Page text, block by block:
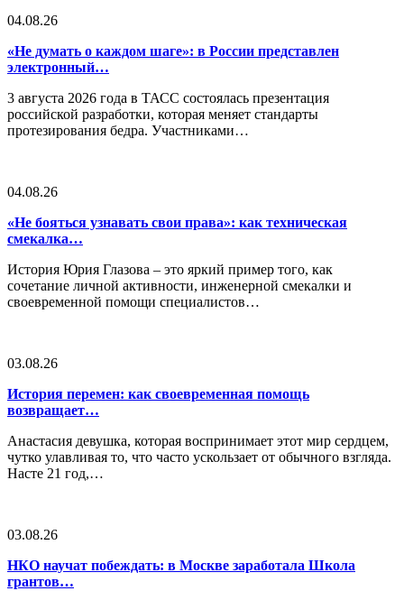
04.08.26
«Не думать о каждом шаге»: в России представлен
электронный…
3 августа 2026 года в ТАСС состоялась презентация
российской разработки, которая меняет стандарты
протезирования бедра. Участниками…
04.08.26
«Не бояться узнавать свои права»: как техническая
смекалка…
История Юрия Глазова – это яркий пример того, как
сочетание личной активности, инженерной смекалки и
своевременной помощи специалистов…
03.08.26
История перемен: как своевременная помощь
возвращает…
Анастасия девушка, которая воспринимает этот мир сердцем,
чутко улавливая то, что часто ускользает от обычного взгляда.
Насте 21 год,…
03.08.26
НКО научат побеждать: в Москве заработала Школа
грантов…